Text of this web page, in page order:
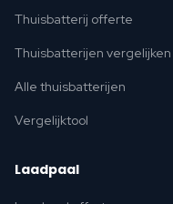
Thuisbatterij offerte
Thuisbatterijen vergelijken
Alle thuisbatterijen
Vergelijktool
Laadpaal